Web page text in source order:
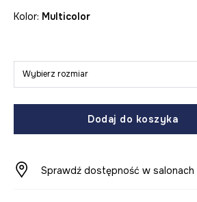
Kolor: multicolor
Wybierz rozmiar
Dodaj do koszyka
Sprawdź dostępność w salonach